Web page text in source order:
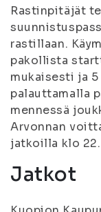
Rastinpitäjät
rastillaan.
pakollista
mukaisesti ja
palauttamalla
mennessä
Arvonnan
jatkoilla klo
Jatkot